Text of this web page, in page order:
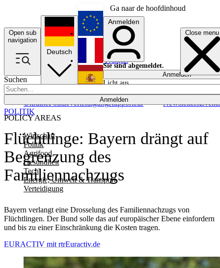
Ga naar de hoofdinhoud
Open sub
navigation
Close menu
Suchen
Anmelden
POLICY AREAS
Wirtschaft
Politik
Agrifood
Gesundheit
Tech
Energie, Umwelt & Transport
Verteidigung
UkrainePolitikVerteidigungRapporteur NewslettersEvents
Deutsch
English
Français
Anmelden
Sie sind abgemeldet.
Anmelden
Licht aus
Flüchtlinge: Bayern drängt auf
Begrenzung des
Familiennachzugs
Bayern verlangt eine Drosselung des Familiennachzugs von
Flüchtlingen. Der Bund solle das auf europäischer Ebene einfordern
und bis zu einer Einschränkung die Kosten tragen.
POLITIK
EURACTIV mit rtrEuractiv.de